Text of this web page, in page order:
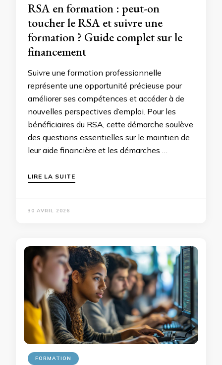
RSA en formation : peut-on
toucher le RSA et suivre une
formation ? Guide complet sur le
financement
Suivre une formation professionnelle
représente une opportunité précieuse pour
améliorer ses compétences et accéder à de
nouvelles perspectives d’emploi. Pour les
bénéficiaires du RSA, cette démarche soulève
des questions essentielles sur le maintien de
leur aide financière et les démarches …
LIRE LA SUITE
30 AVRIL 2026
FORMATION